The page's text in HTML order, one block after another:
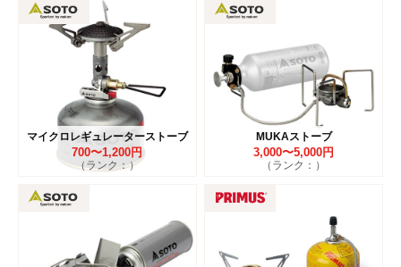
マイクロレギュレーターストーブ
700〜1,200円
（ランク：）
MUKAストーブ
3,000〜5,000円
（ランク：）